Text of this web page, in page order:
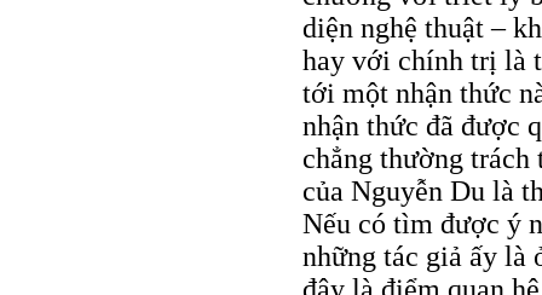
diện nghệ thuật –
hay với chính trị là
tới một nhận thức
nhận thức đã được
chẳng thường
của Nguyễn Du là
Nếu có tìm được ý
những tác giả ấy là